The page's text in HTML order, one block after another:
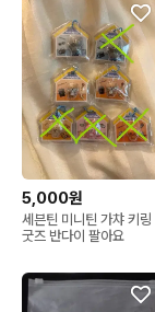
5,000원
세븐틴 미니틴 가챠 키링
굿즈 반다이 팔아요